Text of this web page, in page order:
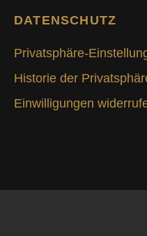
DATENSCHUTZ
Privatsphäre-
Historie der
Einwilligungen